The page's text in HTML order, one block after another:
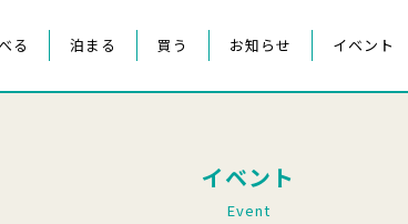
る 泊まる 買う お知らせ イベント
イベント
Event